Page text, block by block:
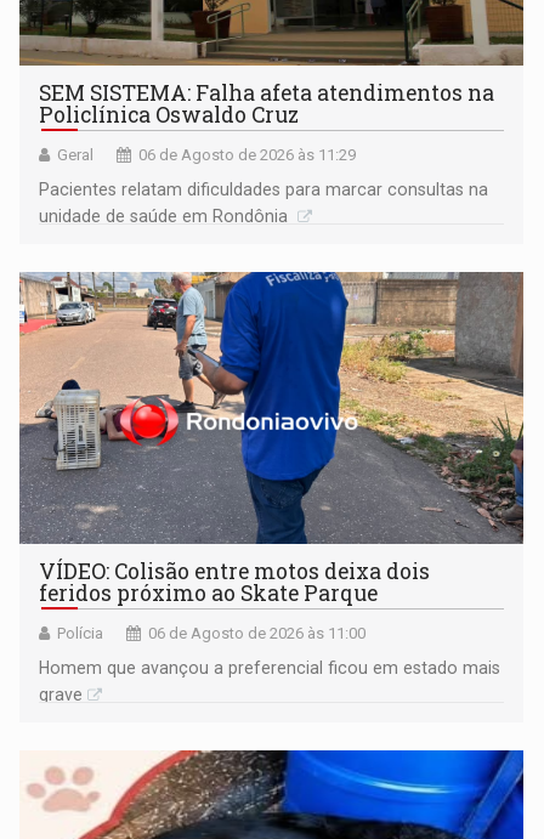
SEM SISTEMA: Falha afeta atendimentos na
Policlínica Oswaldo Cruz
Geral 06 de Agosto de 2026 às 11:29
Pacientes relatam dificuldades para marcar consultas na
unidade de saúde em Rondônia
VÍDEO: Colisão entre motos deixa dois
feridos próximo ao Skate Parque
Polícia 06 de Agosto de 2026 às 11:00
Homem que avançou a preferencial ficou em estado mais
grave